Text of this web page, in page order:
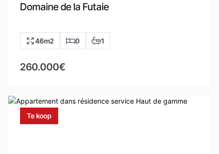
Domaine de la Futaie
46m2 0 1
260.000€
Te koop